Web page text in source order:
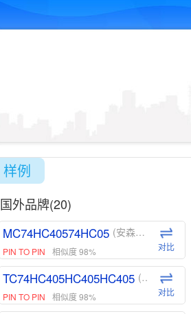
样例
国外品牌(20)
MC74HC40574HC05 (安森美-ON)
PIN TO PIN 相似度 98% 对比
TC74HC405HC405HC405 (东芝-Toshiba)
PIN TO PIN 相似度 98% 对比